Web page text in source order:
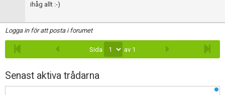
ihåg allt :-)
Logga in för att posta i forumet
Sida av 1
Senast aktiva trådarna